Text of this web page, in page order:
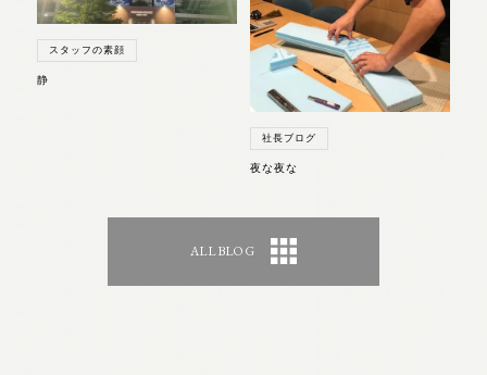
スタッフの素顔
静
社長ブログ
夜な夜な
ALL BLOG